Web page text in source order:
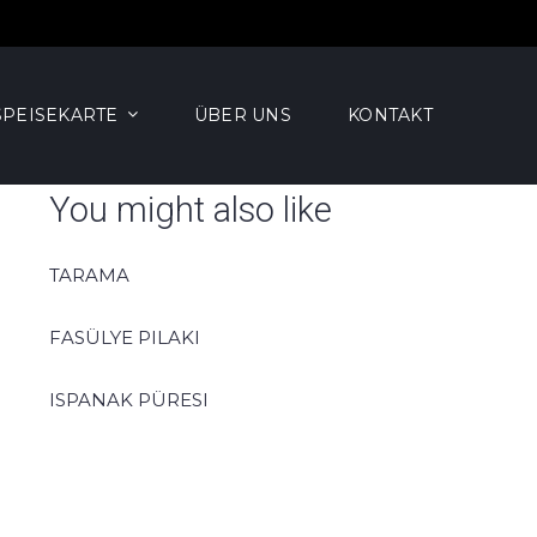
ÜBER UNS KONTAKT
You might also like
TARAMA
FASÜLYE PILAKI
ISPANAK PÜRESI